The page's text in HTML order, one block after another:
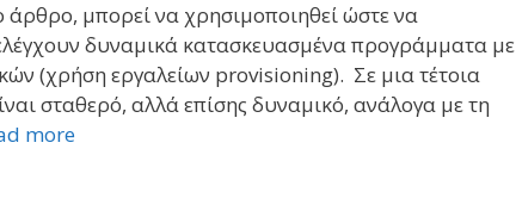
μπορεί να χρησιμoποιηθεί ώστε να
δυναμικά κατασκευασμένα προγράμματα με
(χρήση εργαλείων provisioning). Σε μια τέτοια
σταθερό, αλλά επίσης δυναμικό, ανάλογα με τη
more